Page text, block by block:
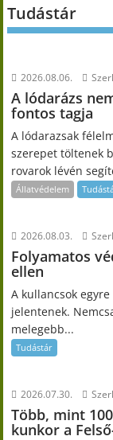
Tudástár
2026.08.06.
A lódarázs
fontos tagja
A lódarazsak
szerepet töltenek
rovarok lévén
Állatvédelem
2026.08.03.
Folyamatos
ellen
A kullancsok
jelentenek.
melegebb...
Tudástár
2026.07.30.
Több, mint
kunkor a